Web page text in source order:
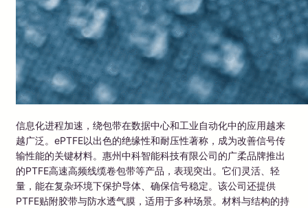
信息化进程加速，绕包带在数据中心和工业自动化中的应用越来
越广泛。ePTFE以出色的绝缘性和耐压性著称，成为改善信号传
输性能的关键材料。惠州中科智能科技有限公司的广柔品牌推出
的PTFE高速高频线缆卷包带等产品，表现突出。它们灵活、轻
量，能在复杂环境下保护导体、确保信号稳定。该公司还提供
PTFE贴附胶带与防水透气膜，适用于多种场景。材料与结构的持